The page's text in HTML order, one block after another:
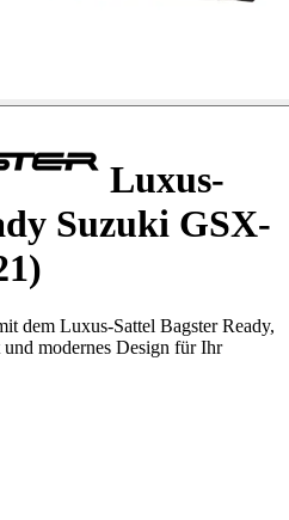
Luxus-
Suzuki GSX-
dem Luxus-Sattel Bagster Ready,
modernes Design für Ihr